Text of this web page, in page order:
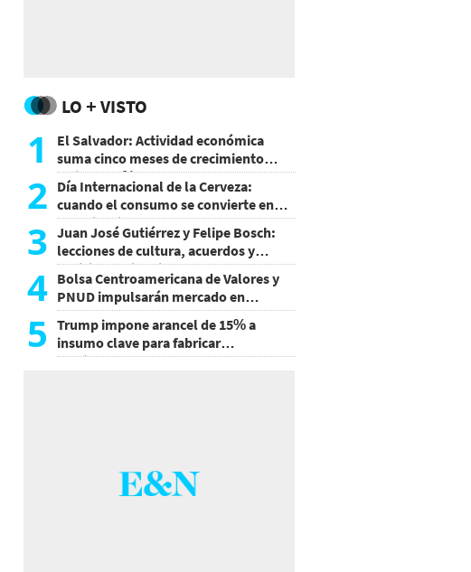
LO + VISTO
1
El Salvador: Actividad económica
suma cinco meses de crecimiento
arriba de 4%
2 Día Internacional de la Cerveza:
cuando el consumo se convierte en
experiencia
3 Juan José Gutiérrez y Felipe Bosch:
lecciones de cultura, acuerdos y
decisiones sin miedo
4 Bolsa Centroamericana de Valores y
PNUD impulsarán mercado en
Honduras
5
Trump impone arancel de 15% a
insumo clave para fabricar
semiconductores y paneles